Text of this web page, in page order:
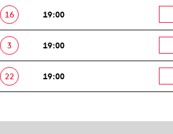
16 19:00
3 19:00
22 19:00